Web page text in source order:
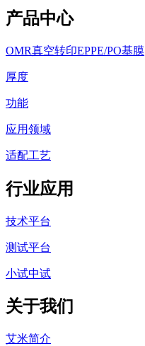
产品中心
OMR真空转印EPPE/PO基膜
厚度
功能
应用领域
适配工艺
行业应用
技术平台
测试平台
小试中试
关于我们
艾米简介